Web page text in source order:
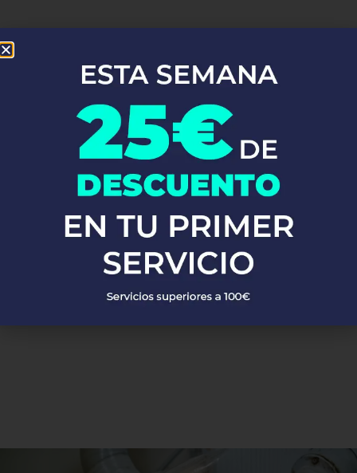
En Fontaneros 24h Alfauir , brindamos una completa gama de
sea una emergencia o un mantenimiento rutinario, estamos
disponibles para asistirte las 24 horas del día, los 7 días de la
semana. A continuación, te mostramos algunos de nuestros
servicios más populares:
PEDIR PRESUPUESTO